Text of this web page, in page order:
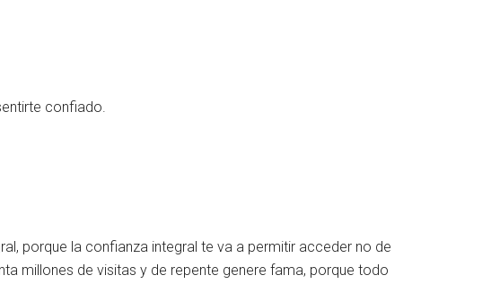
confiado.
porque la confianza integral te va a permitir acceder no de
millones de visitas y de repente genere fama, porque todo